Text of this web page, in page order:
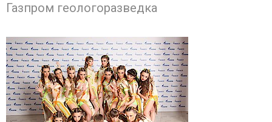
Газпром геологоразведка